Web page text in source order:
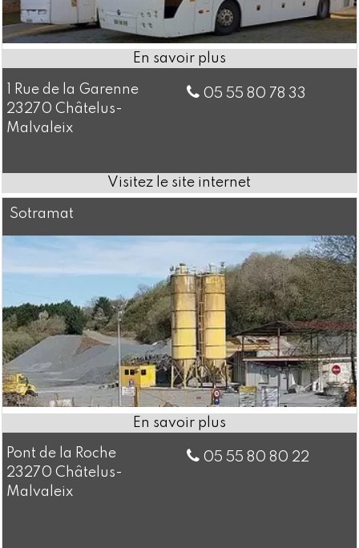
1 Rue de la Garenne
23270 Châtelus-
Malvaleix
05 55 80 78 33
Sotramat
Pont de la Roche
23270 Châtelus-
Malvaleix
05 55 80 80 22